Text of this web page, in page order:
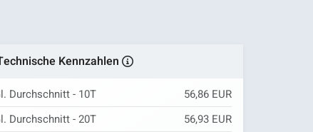
Kennzahlen
Durchschnitt - 10T
56,86 EUR
Durchschnitt - 20T
56,93 EUR